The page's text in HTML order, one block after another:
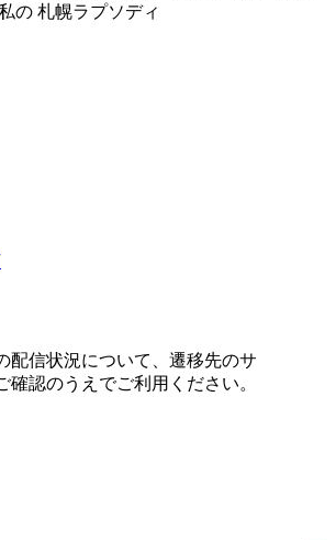
の 札幌ラプソディ
配信状況について、遷移先のサ
確認のうえでご利用ください。